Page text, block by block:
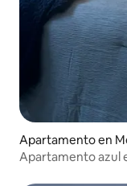
Apartamento en
Apartamento azul